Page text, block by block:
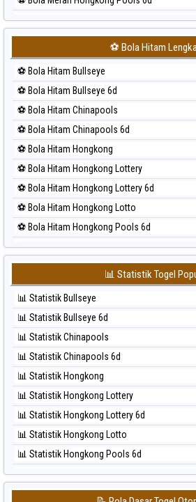
⚽ Bola Merah Japan
⚽ Bola Merah Japan 6d
⚽ Bola Merah Korea
⚽ Bola Merah Kuda Lari
⚽ Bola Merah Magnum Cambodia
⚽ Bola Merah Nagoya
⚽ Bola Merah North Carolina Day
⚽ Bola Merah Pcso
⚽ Bola Merah Sao Paulo
⚽ Bola Merah Singapore
⚽ Bola Merah Sydney
⚽ Bola Merah Sydney Lottery
⚽ Bola Merah Sydney Lottery 6d
⚽ Bola Merah Sydney Lotto
⚽ Bola Merah Sydney Pools 6d
⚽ Bola Merah Taipei
⚽ Bola Merah Taiwan
⚽ Bola Hitam
⚽ Bola Hitam Bullseye
⚽ Bola Hitam Bullseye 6d
⚽ Bola Hitam Chinapools
⚽ Bola Hitam Chinapools 6d
⚽ Bola Hitam Hongkong
⚽ Bola Hitam Hongkong Lottery
⚽ Bola Hitam Hongkong Lottery 6d
⚽ Bola Hitam Hongkong Lotto
⚽ Bola Hitam Hongkong Pools 6d
⚽ Bola Hitam Japan
⚽ Bola Hitam Japan 6d
⚽ Bola Hitam Korea
⚽ Bola Hitam Kuda Lari
⚽ Bola Hitam Magnum Cambodia
⚽ Bola Hitam Nagoya
⚽ Bola Hitam North Carolina Day
⚽ Bola Hitam Pcso
⚽ Bola Hitam Sao Paulo
⚽ Bola Hitam Singapore
⚽ Bola Hitam Sydney
⚽ Bola Hitam Sydney Lottery
⚽ Bola Hitam Sydney Lottery 6d
📊 Statistik Togel
📊 Statistik Bullseye
📊 Statistik Bullseye 6d
📊 Statistik Chinapools
📊 Statistik Chinapools 6d
📊 Statistik Hongkong
📊 Statistik Hongkong Lottery
📊 Statistik Hongkong Lottery 6d
📊 Statistik Hongkong Lotto
📊 Statistik Hongkong Pools 6d
📊 Statistik Japan
📊 Statistik Japan 6d